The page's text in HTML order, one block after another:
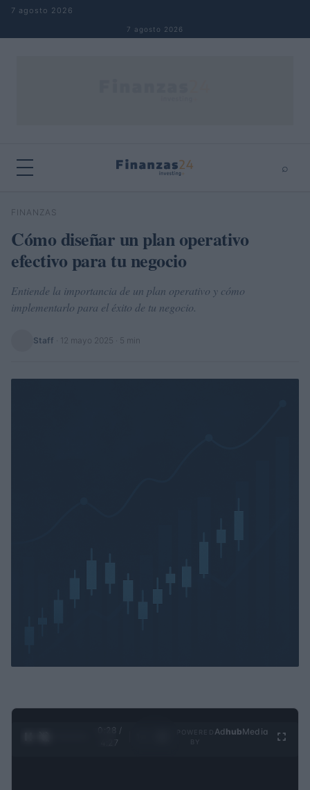
Saltar al contenido
7 agosto 2026
7 agosto 2026
⌕
Buscar
FINANZAS
Cómo diseñar un plan operativo
efectivo para tu negocio
Entiende la importancia de un plan operativo y cómo
implementarlo para el éxito de tu negocio.
Staff 12 mayo 2025 · 5 min
0:29 /
4:27
Ad hubMedia